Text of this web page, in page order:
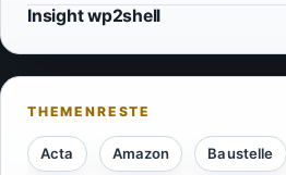
Insight wp2shell
Acta Amazon Baustelle